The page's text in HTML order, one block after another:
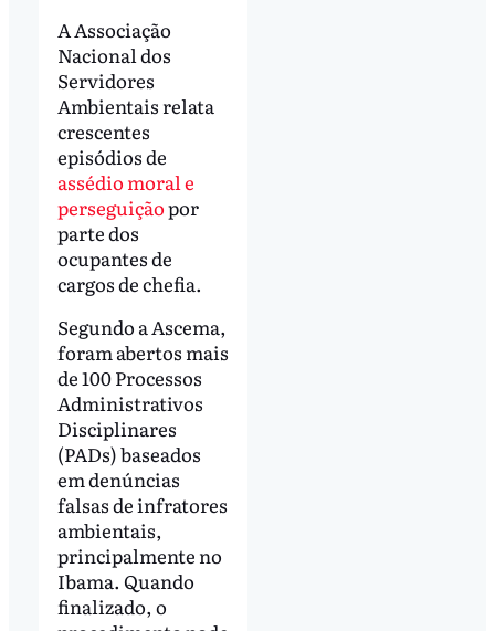
A Associação
Nacional dos
Servidores
Ambientais relata
crescentes
episódios de
assédio moral e
perseguiçãopor
parte dos
ocupantes de
cargos de chefia.
Segundo a Ascema,
foram abertos mais
de 100 Processos
Administrativos
Disciplinares
(PADs) baseados
em denúncias
falsas de infratores
ambientais,
principalmente no
Ibama. Quando
finalizado, o